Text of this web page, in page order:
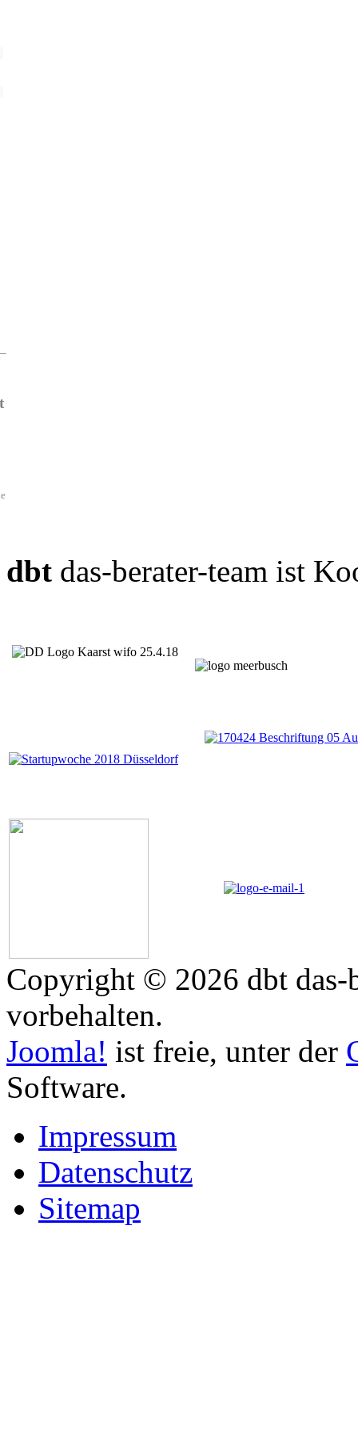
dbt das-berater-team ist
Copyright © 2026 dbt das-
vorbehalten.
Joomla! ist freie, unter der
Software.
Impressum
Datenschutz
Sitemap